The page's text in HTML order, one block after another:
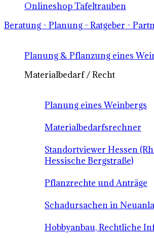
Onlineshop Tafeltrauben
Beratung - Planung - Ratgeber -
Planung & Pflanzung eines
Materialbedarf / Recht
Planung eines Weinbergs
Materialbedarfsrechner
Standortviewer Hessen
Hessische Bergstraße)
Pflanzrechte und Anträge
Schadursachen in
Hobbyanbau, Rechtliche